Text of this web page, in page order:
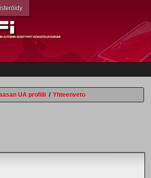
UA profiili / Yhteenveto